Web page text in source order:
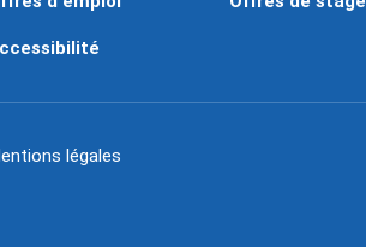
légales